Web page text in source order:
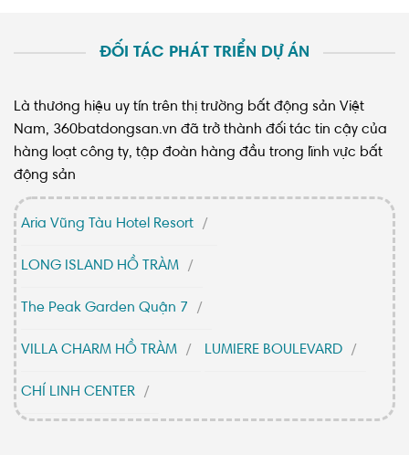
ĐỐI TÁC PHÁT TRIỂN DỰ ÁN
Là thương hiệu uy tín trên thị trường bất động sản Việt
Nam, 360batdongsan.vn đã trở thành đối tác tin cậy của
hàng loạt công ty, tập đoàn hàng đầu trong lĩnh vực bất
động sản
Aria Vũng Tàu Hotel Resort
LONG ISLAND HỒ TRÀM
The Peak Garden Quận 7
VILLA CHARM HỒ TRÀM LUMIERE BOULEVARD
CHÍ LINH CENTER